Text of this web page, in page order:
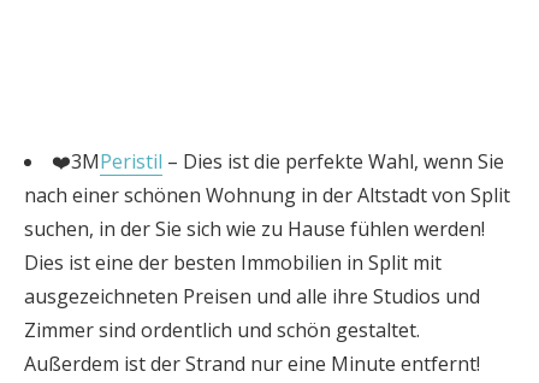
❤️3MPeristil – Dies ist die perfekte Wahl, wenn Sie
nach einer schönen Wohnung in der Altstadt von Split
suchen, in der Sie sich wie zu Hause fühlen werden!
Dies ist eine der besten Immobilien in Split mit
ausgezeichneten Preisen und alle ihre Studios und
Zimmer sind ordentlich und schön gestaltet.
Außerdem ist der Strand nur eine Minute entfernt!